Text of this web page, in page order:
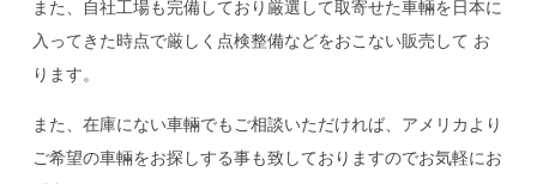
また、自社工場も完備しており厳選して取寄せた車輛を日本に
入ってきた時点で厳しく点検整備などをおこない販売して お
ります。
また、在庫にない車輛でもご相談いただければ、アメリカより
ご希望の車輛をお探しする事も致しておりますのでお気軽にお